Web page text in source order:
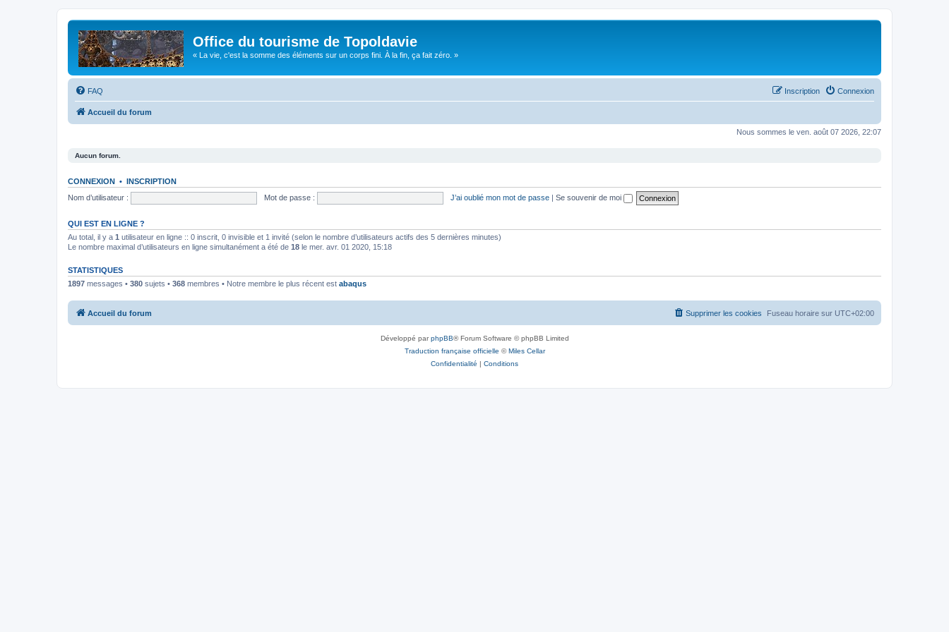
Office du tourisme de Topoldavie
« La vie, c'est la somme des éléments sur un corps fini. À la fin, ça fait zéro. »
FAQ Connexion
Inscription
Accueil du forum
Nous sommes le ven. août 07 2026, 22:07
Aucun forum.
CONNEXION • INSCRIPTION
Nom d’utilisateur :
Mot de passe : J’ai oublié mon mot de passe | Se souvenir de moi
QUI EST EN LIGNE ?
Au total, il y a 1 utilisateur en ligne :: 0 inscrit, 0 invisible et 1 invité (selon le nombre d’utilisateurs actifs des 5 dernières minutes)
Le nombre maximal d’utilisateurs en ligne simultanément a été de 18 le mer. avr. 01 2020, 15:18
STATISTIQUES
1897 messages • 380 sujets • 368 membres • Notre membre le plus récent est abaqus
Accueil du forum Fuseau horaire sur UTC+02:00
Supprimer les cookies
Développé parphpBB® Forum Software © phpBB Limited
Traduction française officielle ©Miles Cellar
Confidentialité | Conditions